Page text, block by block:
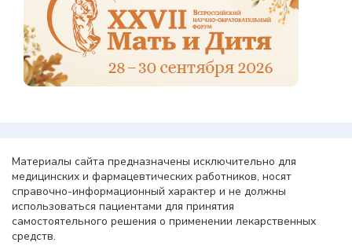
Материалы сайта предназначены исключительно для
медицинских и фармацевтических работников, носят
справочно-информационный характер и не должны
использоваться пациентами для принятия
самостоятельного решения о применении лекарственных
средств.